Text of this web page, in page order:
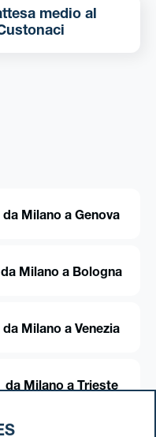
medio al
- Custonaci
da Milano a Genova
da Milano a Bologna
da Milano a Venezia
da Milano a Trieste